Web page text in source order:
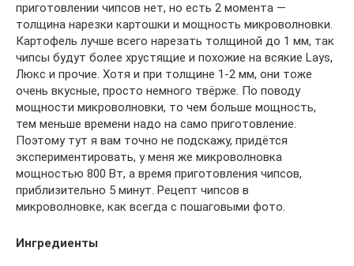
приготовлении чипсов нет, но есть 2 момента —
толщина нарезки картошки и мощность микроволновки.
Картофель лучше всего нарезать толщиной до 1 мм, так
чипсы будут более хрустящие и похожие на всякие Lays,
Люкс и прочие. Хотя и при толщине 1-2 мм, они тоже
очень вкусные, просто немного твёрже. По поводу
мощности микроволновки, то чем больше мощность,
тем меньше времени надо на само приготовление.
Поэтому тут я вам точно не подскажу, придётся
экспериментировать, у меня же микроволновка
мощностью 800 Вт, а время приготовления чипсов,
приблизительно 5 минут. Рецепт чипсов в
микроволновке, как всегда с пошаговыми фото.
Ингредиенты